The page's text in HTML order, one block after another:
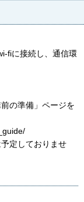
fiに接続し、通信環
の準備」ページを
定しておりませ